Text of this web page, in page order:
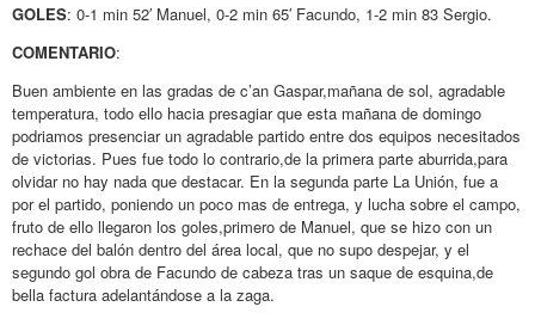
GOLES: 0-1 min 52′ Manuel, 0-2 min 65′ Facundo, 1-2 min 83 Sergio.
COMENTARIO:
Buen ambiente en las gradas de c’an Gaspar,mañana de sol, agradable
temperatura, todo ello hacia presagiar que esta mañana de domingo
podriamos presenciar un agradable partido entre dos equipos necesitados
de victorias. Pues fue todo lo contrario,de la primera parte aburrida,para
olvidar no hay nada que destacar. En la segunda parte La Unión, fue a
por el partido, poniendo un poco mas de entrega, y lucha sobre el campo,
fruto de ello llegaron los goles,primero de Manuel, que se hizo con un
rechace del balón dentro del área local, que no supo despejar, y el
segundo gol obra de Facundo de cabeza tras un saque de esquina,de
bella factura adelantándose a la zaga.